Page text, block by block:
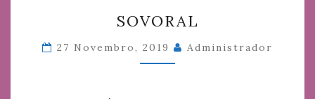
SOVORAL
27 Novembro, 2019 Administrador